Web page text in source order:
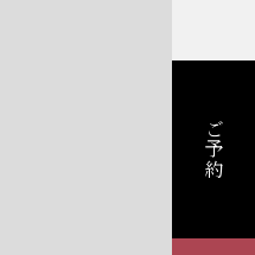
ご予約